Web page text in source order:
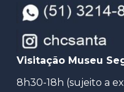
Visitação Museu
8h30-18h (sujeito a